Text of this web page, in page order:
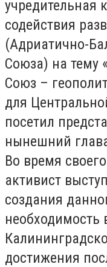
учредительная
содействия
(Адриатично-
Союза) на тему
Союз –
для
посетил
нынешний
Во время
активист
создания
необходимость
достижения